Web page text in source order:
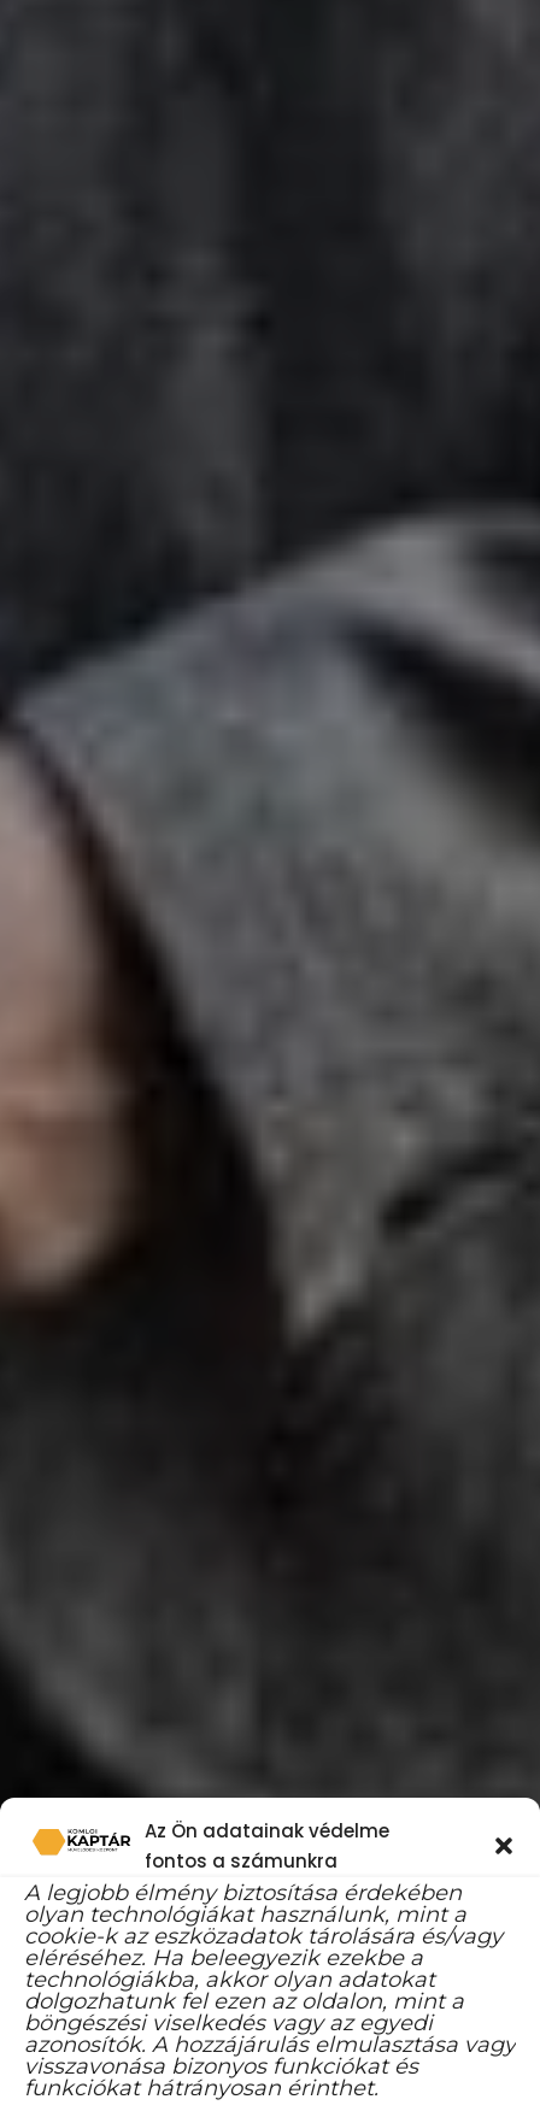
Az Ön adatainak védelme
fontos a számunkra
A legjobb élmény biztosítása érdekében
olyan technológiákat használunk, mint a
cookie-k az eszközadatok tárolására és/vagy
eléréséhez. Ha beleegyezik ezekbe a
technológiákba, akkor olyan adatokat
dolgozhatunk fel ezen az oldalon, mint a
böngészési viselkedés vagy az egyedi
azonosítók. A hozzájárulás elmulasztása vagy
visszavonása bizonyos funkciókat és
funkciókat hátrányosan érinthet.
ISTANBUL EVENT ARENA, ŞIŞLI, İSTANBUL
GAME EVENT